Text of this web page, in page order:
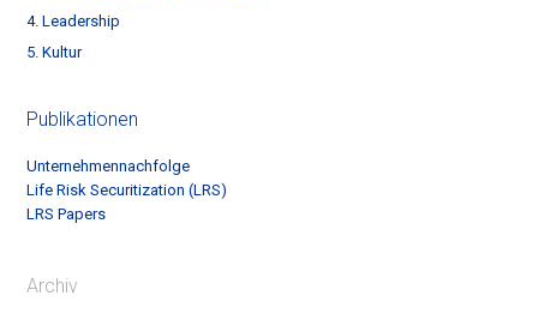
4. Leadership
5. Kultur
Publikationen
Unternehmennachfolge
Life Risk Securitization (LRS)
LRS Papers
Archiv